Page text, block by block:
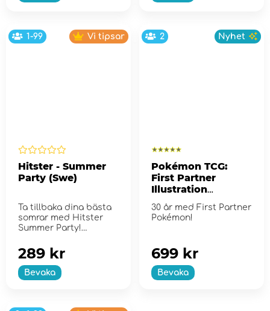
1-99 Vi tipsar
Hitster - Summer
Party (Swe)
Ta tillbaka dina bästa
somrar med Hitster
Summer Party!
Bevaka
289 kr
2 Nyhet
Pokémon TCG:
First Partner
Illustration
Collection - Series
2
30 år med First Partner
Pokémon!
Bevaka
699 kr